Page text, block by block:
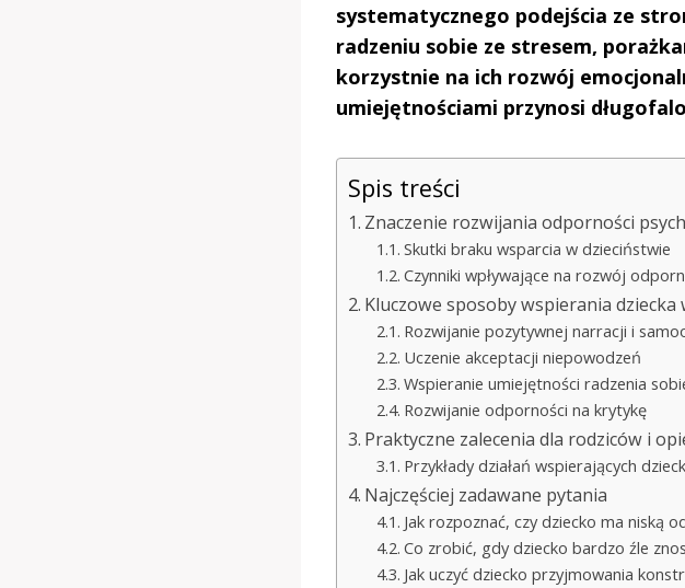
systematycznego podejścia ze
radzeniu sobie ze stresem,
korzystnie na ich rozwój
umiejętnościami przynosi
Spis treści
Znaczenie rozwijania odporności
Skutki braku wsparcia w dzieciństwie
Czynniki wpływające na rozwój
Kluczowe sposoby wspierania
Rozwijanie pozytywnej narracji i
Uczenie akceptacji niepowodzeń
Wspieranie umiejętności radzenia
Rozwijanie odporności na krytykę
Praktyczne zalecenia dla rodziców i
Przykłady działań wspierających
Najczęściej zadawane pytania
Jak rozpoznać, czy dziecko ma niską
Co zrobić, gdy dziecko bardzo źle
Jak uczyć dziecko przyjmowania